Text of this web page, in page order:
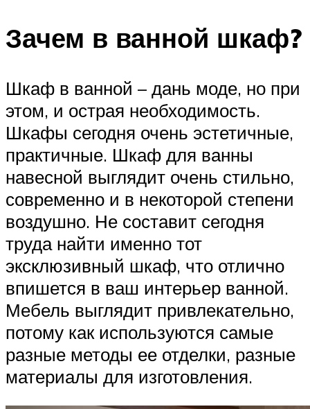
Зачем в ванной шкаф?
Шкаф в ванной – дань моде, но при
этом, и острая необходимость.
Шкафы сегодня очень эстетичные,
практичные. Шкаф для ванны
навесной выглядит очень стильно,
современно и в некоторой степени
воздушно. Не составит сегодня
труда найти именно тот
эксклюзивный шкаф, что отлично
впишется в ваш интерьер ванной.
Мебель выглядит привлекательно,
потому как используются самые
разные методы ее отделки, разные
материалы для изготовления.